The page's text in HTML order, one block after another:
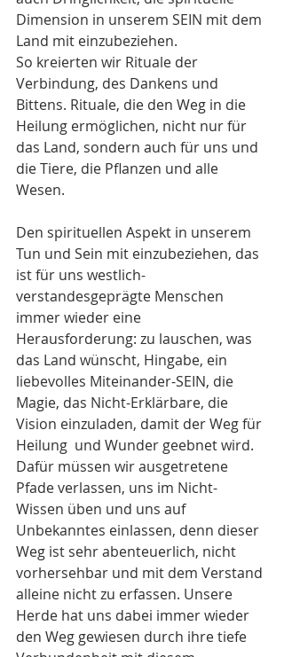
Dimension in unserem SEIN mit dem
Land mit einzubeziehen.
So kreierten wir Rituale der
Verbindung, des Dankens und
Bittens. Rituale, die den Weg in die
Heilung ermöglichen, nicht nur für
das Land, sondern auch für uns und
die Tiere, die Pflanzen und alle
Wesen.
Den spirituellen Aspekt in unserem
Tun und Sein mit einzubeziehen, das
ist für uns westlich-
verstandesgeprägte Menschen
immer wieder eine
Herausforderung: zu lauschen, was
das Land wünscht, Hingabe, ein
liebevolles Miteinander-SEIN, die
Magie, das Nicht-Erklärbare, die
Vision einzuladen, damit der Weg für
Heilung  und Wunder geebnet wird.
Dafür müssen wir ausgetretene
Pfade verlassen, uns im Nicht-
Wissen üben und uns auf
Unbekanntes einlassen, denn dieser
Weg ist sehr abenteuerlich, nicht
vorhersehbar und mit dem Verstand
alleine nicht zu erfassen. Unsere
Herde hat uns dabei immer wieder
den Weg gewiesen durch ihre tiefe